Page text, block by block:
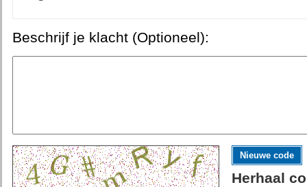
Beschrijf je klacht (Optioneel):
Nieuwe code
Herhaal